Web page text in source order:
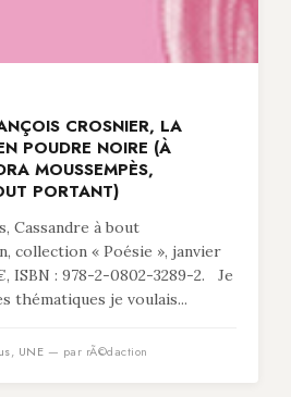
CROSNIER, LA
POUDRE NOIRE (À
MOUSSEMPÈS,
PORTANT)
Cassandre à bout
collection « Poésie », janvier
ISBN : 978-2-0802-3289-2. Je
thématiques je voulais...
, UNE — par rÃ©daction